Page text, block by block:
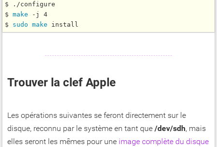
$ ./configure
$ make -j 4
$ sudo make
Trouver la clef Apple
Les opérations suivantes se feront directement sur le
disque, reconnu par le système en tant que /dev/sdh, mais
elles seront les mêmes pour une image complète du disque